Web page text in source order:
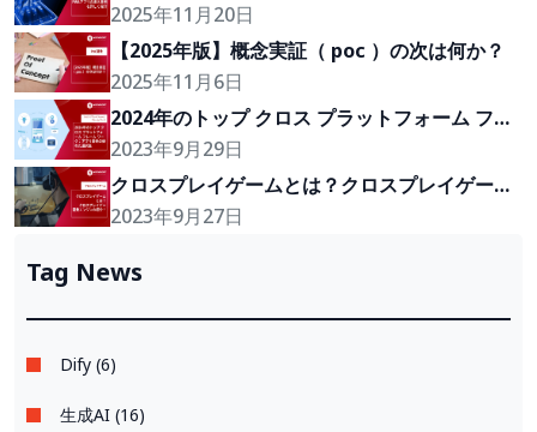
しく紹介
2025年11月20日
【2025年版】概念実証（ poc ）の次は何か？
2025年11月6日
2024年のトップ クロス プラットフォーム フレ
ーム ワーク：アプリ開発の優れた選択肢
2023年9月29日
クロスプレイゲームとは？クロスプレイゲーム
開発エンジンの紹介！
2023年9月27日
Tag News
Dify (6)
生成AI (16)